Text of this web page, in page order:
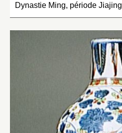
Dynastie Ming, période Jiajing